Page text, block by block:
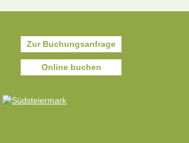
Zur Buchungsanfrage
Online buchen